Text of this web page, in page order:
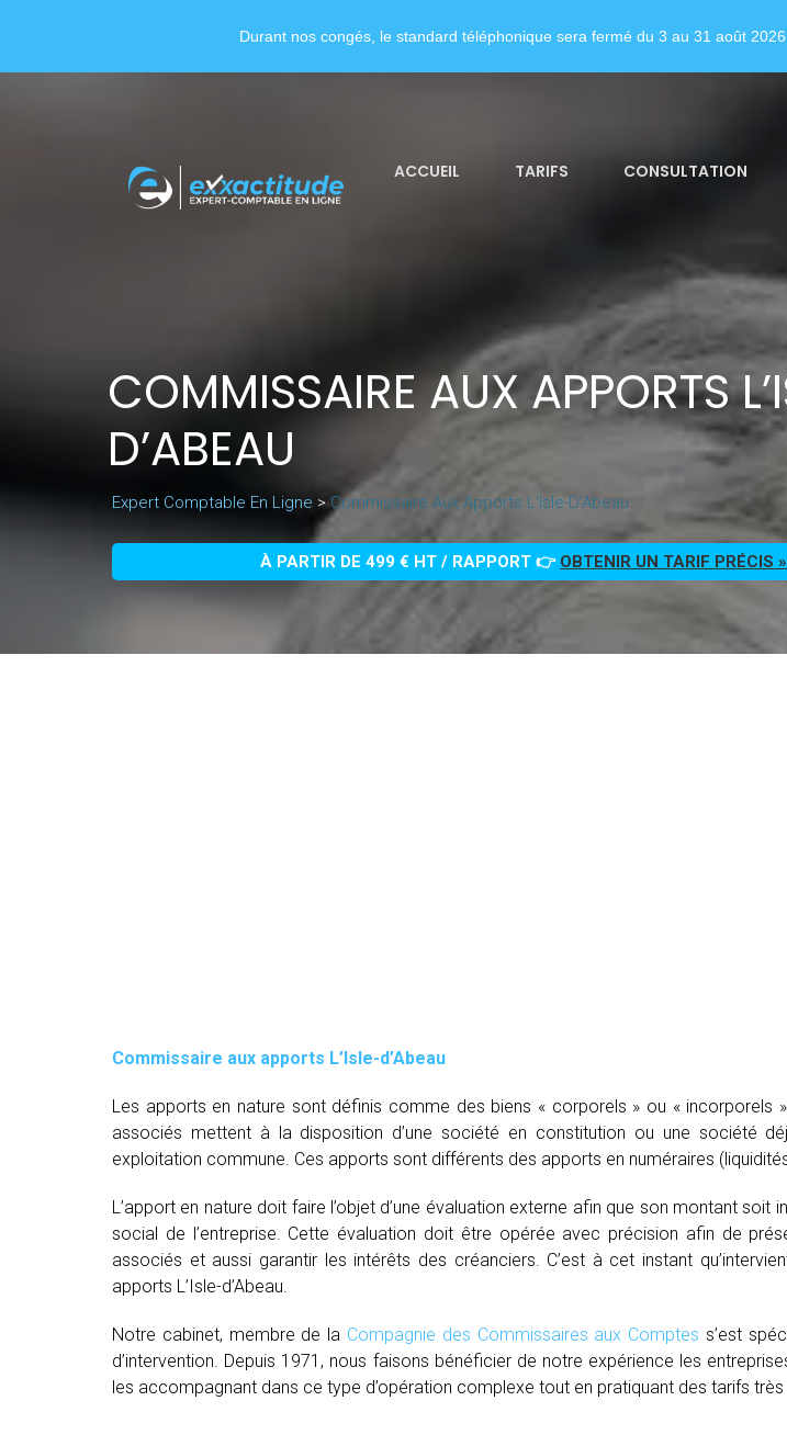
ACCUEIL TARIFS CONSULTATION
COMMISSAIRE AUX APPORTS
D’ABEAU
Expert Comptable En Ligne > Commissaire Aux Apports L’Isle-D’Abeau
À PARTIR DE 499 € HT / RAPPORT 👉 OBTENIR UN TARIF PRÉCIS »
Commissaire aux apports L’Isle-d’Abeau
Les apports en nature sont définis comme des biens « corporels » ou « incorporels »,
associés mettent à la disposition d’une société en constitution ou une société
exploitation commune. Ces apports sont différents des apports en numéraires
L’apport en nature doit faire l’objet d’une évaluation externe afin que son montant soit
social de l’entreprise. Cette évaluation doit être opérée avec précision afin de
associés et aussi garantir les intérêts des créanciers. C’est à cet instant
apports L’Isle-d’Abeau.
Notre cabinet, membre de la Compagnie des Commissaires aux Comptes s’est
d’intervention. Depuis 1971, nous faisons bénéficier de notre expérience les
les accompagnant dans ce type d’opération complexe tout en pratiquant des tarifs
Durant nos congés, le standard téléphonique sera fermé du 3 au 31 août